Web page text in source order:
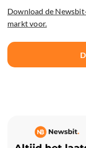
Download de
markt voor.